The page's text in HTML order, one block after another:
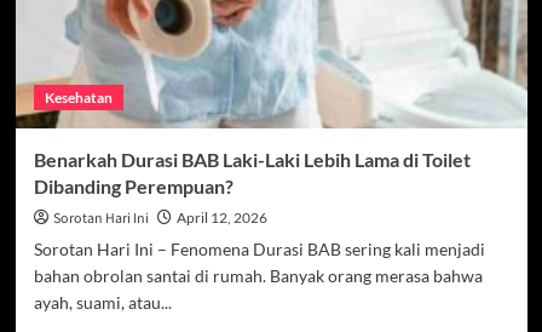
Kesehatan
Benarkah Durasi BAB Laki-Laki Lebih Lama di Toilet
Dibanding Perempuan?
Sorotan Hari Ini April 12, 2026
Sorotan Hari Ini – Fenomena Durasi BAB sering kali menjadi
bahan obrolan santai di rumah. Banyak orang merasa bahwa
ayah, suami, atau...